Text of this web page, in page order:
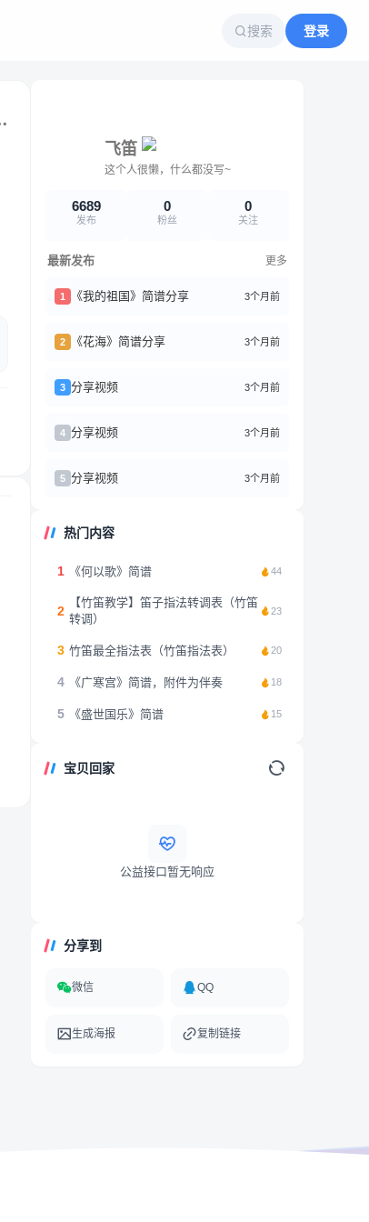
搜索 登录
飞笛
这个人很懒，什么都没写~
6689
发布
0
粉丝
0
关注
最新发布 更多
1 《我的祖国》简谱分享 3个月前
2 《花海》简谱分享 3个月前
3 分享视频 3个月前
4 分享视频 3个月前
5 分享视频 3个月前
热门内容
1 《何以歌》简谱 44
2
【竹笛教学】笛子指法转调表（竹笛
转调）
23
3 竹笛最全指法表（竹笛指法表） 20
4 《广寒宫》简谱，附件为伴奏 18
5 《盛世国乐》简谱 15
宝贝回家
公益接口暂无响应
分享到
微信 QQ
生成海报 复制链接